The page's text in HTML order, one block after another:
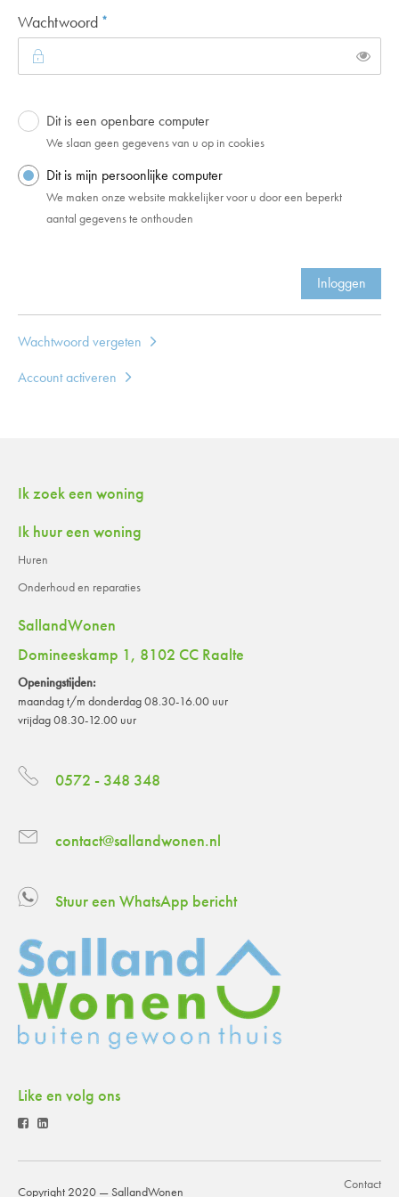
Wachtwoord *
Login Dit is een openbare computer
We slaan geen gegevens van u op in cookies
Dit is mijn persoonlijke computer
We maken onze website makkelijker voor u door een beperkt
aantal gegevens te onthouden
Inloggen
Wachtwoord vergeten
Account activeren
Contactinformatie
Ik zoek een woning
Ik huur een woning
Huren
Onderhoud en reparaties
SallandWonen
Domineeskamp 1, 8102 CC Raalte
Openingstijden:
maandag t/m donderdag 08.30-16.00 uur
vrijdag 08.30-12.00 uur
0572 - 348 348
contact@sallandwonen.nl
Stuur een WhatsApp bericht
Like en volg ons
Copyright 2020 — SallandWonen Contact